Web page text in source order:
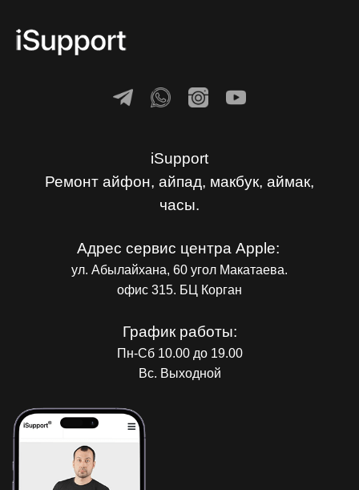
iSupport
Ремонт айфон, айпад, макбук, аймак,
часы.
Адрес сервис центра Apple:
ул. Абылайхана, 60 угол Макатаева.
офис 315. БЦ Корган
График работы:
Пн-Сб 10.00 до 19.00
Вс. Выходной